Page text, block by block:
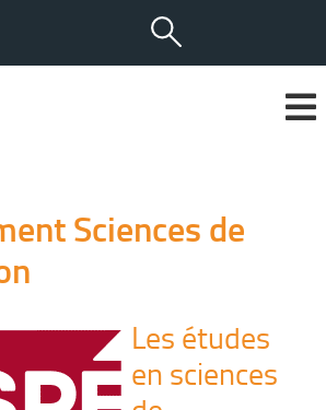
Sciences de
Les études
en sciences